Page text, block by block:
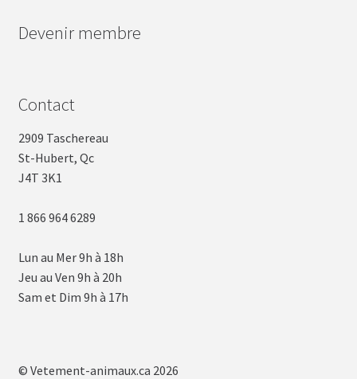
Devenir membre
Contact
2909 Taschereau
St-Hubert, Qc
J4T 3K1
1 866 964 6289
Lun au Mer 9h à 18h
Jeu au Ven 9h à 20h
Sam et Dim 9h à 17h
© Vetement-animaux.ca 2026